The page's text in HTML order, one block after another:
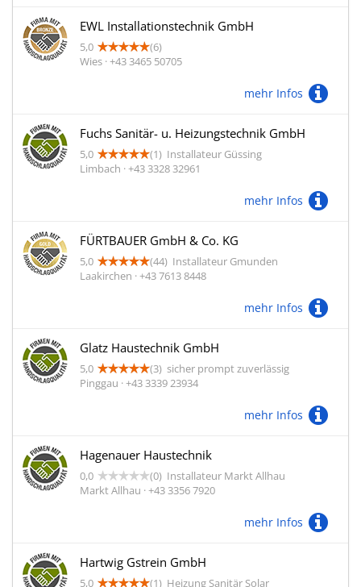
EWL Installationstechnik GmbH
5,0
(6)
Wies · +43 3465 50705
mehr Infos
Fuchs Sanitär- u. Heizungstechnik GmbH
5,0 (1) Installateur Güssing
Limbach · +43 3328 32961
mehr Infos
FÜRTBAUER GmbH & Co. KG
5,0 (44) Installateur Gmunden
Laakirchen · +43 7613 8448
mehr Infos
Glatz Haustechnik GmbH
5,0 (3) sicher prompt zuverlässig
Pinggau · +43 3339 23934
mehr Infos
Hagenauer Haustechnik
0,0 (0) Installateur Markt Allhau
Markt Allhau · +43 3356 7920
mehr Infos
Hartwig Gstrein GmbH
5,0 (1) Heizung Sanitär Solar